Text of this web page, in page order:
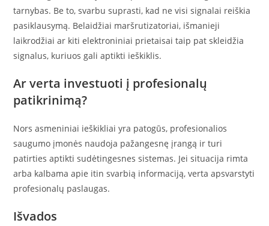
tarnybas. Be to, svarbu suprasti, kad ne visi signalai reiškia
pasiklausymą. Belaidžiai maršrutizatoriai, išmanieji
laikrodžiai ar kiti elektroniniai prietaisai taip pat skleidžia
signalus, kuriuos gali aptikti ieškiklis.
Ar verta investuoti į profesionalų
patikrinimą?
Nors asmeniniai ieškikliai yra patogūs, profesionalios
saugumo įmonės naudoja pažangesnę įrangą ir turi
patirties aptikti sudėtingesnes sistemas. Jei situacija rimta
arba kalbama apie itin svarbią informaciją, verta apsvarstyti
profesionalų paslaugas.
Išvados